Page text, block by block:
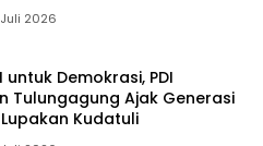
2026
untuk Demokrasi, PDI
Tulungagung Ajak Generasi
Kudatuli